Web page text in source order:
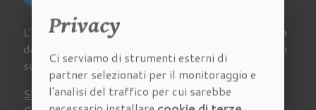
L'Agenzia Immobiliare Cantisani a Firenze si occupa
da sempre di acquisto, vendita e affitto di immobili
su tutto il territorio della provincia fiorentina.
Stima Chi siamo Lavora con noi Newsletter
Privacy
Ci serviamo di strumenti esterni di
partner selezionati per il monitoraggio e
l'analisi del traffico per cui sarebbe